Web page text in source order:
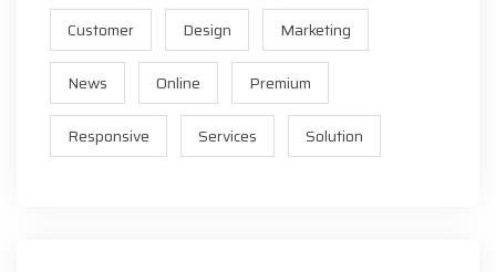
Customer Design Marketing
News Online Premium
Responsive Services Solution